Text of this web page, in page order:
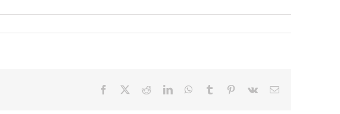
Facebook RedditLinkedInWhatsApp
Tumblr Pinterest
Vk
E-